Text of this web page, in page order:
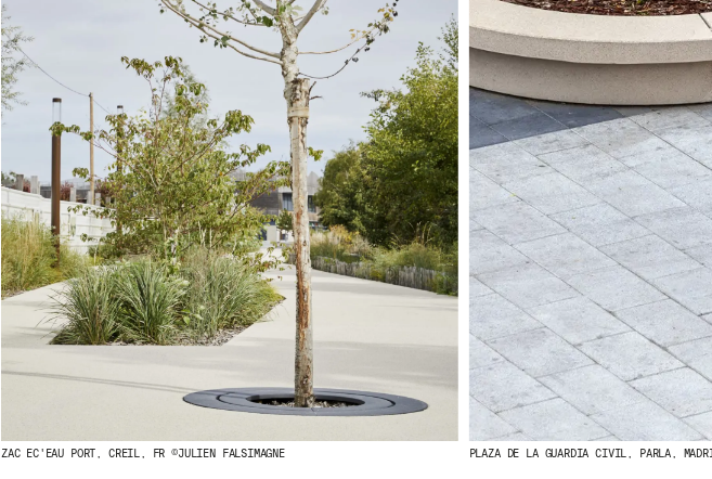
ZAC EC'EAU PORT, CREIL, FR ©JULIEN FALSIMAGNE PLAZA DE LA GUARDIA CIVIL, PARLA,